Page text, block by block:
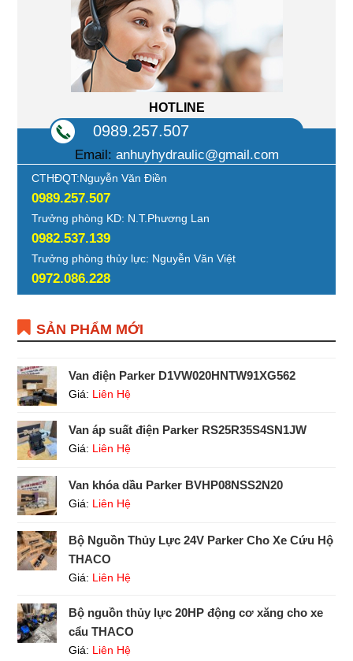
HOTLINE
0989.257.507
Email: anhuyhydraulic@gmail.com
CTHĐQT:Nguyễn Văn Điền
0989.257.507
Trưởng phòng KD: N.T.Phương Lan
0982.537.139
Trưởng phòng thủy lực: Nguyễn Văn Việt
0972.086.228
SẢN PHẨM MỚI
Van điện Parker D1VW020HNTW91XG562
Giá: Liên Hệ
Van áp suất điện Parker RS25R35S4SN1JW
Giá: Liên Hệ
Van khóa dầu Parker BVHP08NSS2N20
Giá: Liên Hệ
Bộ Nguồn Thủy Lực 24V Parker Cho Xe Cứu Hộ
THACO
Giá: Liên Hệ
Bộ nguồn thủy lực 20HP động cơ xăng cho xe
cẩu THACO
Giá: Liên Hệ